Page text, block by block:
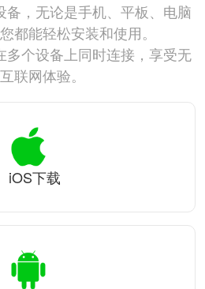
备，无论是手机、平板、电脑
都能轻松安装和使用。
多个设备上同时连接，享受无
联网体验。
iOS下载